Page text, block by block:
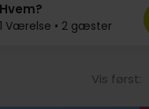
Hvem?
1 Værelse • 2 gæster
Vis først: